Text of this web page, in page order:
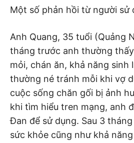
Một số phản hồi từ người sử
Anh Quang, 35 tuổi (Quảng
tháng trước anh thường
mỏi, chán ăn, khả năng sinh
thường né tránh mỗi khi vợ
cuộc sống chăn gối bị ảnh
khi tìm hiểu tren mạng, anh
Đan để sử dụng. Sau 3
sức khỏe cũng như khả